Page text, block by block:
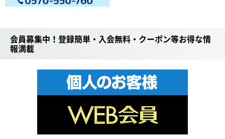
会員募集中！登録簡単・入会無料・クーポン等お得な情
報満載